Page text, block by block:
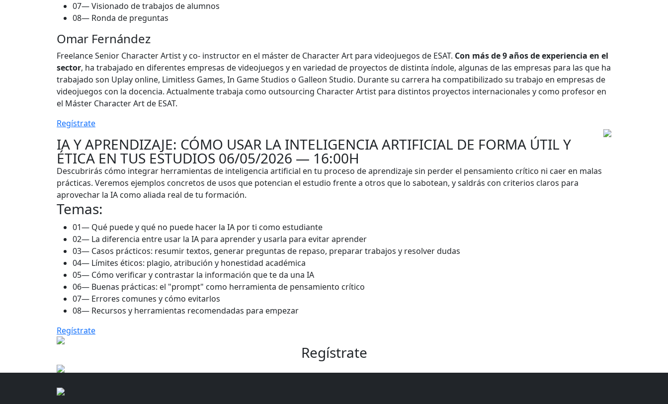
07—Visionado de trabajos de alumnos
08— Ronda de preguntas
Omar Fernández
Freelance Senior Character Artist y co- instructor en el máster de Character Art para videojuegos de ESAT. Con más de 9 años de experiencia en el
sector, ha trabajado en diferentes empresas de videojuegos y en variedad de proyectos de distinta índole, algunas de las empresas para las que ha
trabajado son Uplay online, Limitless Games, In Game Studios o Galleon Studio. Durante su carrera ha compatibilizado su trabajo en empresas de
videojuegos con la docencia. Actualmente trabaja como outsourcing Character Artist para distintos proyectos internacionales y como profesor en
el Máster Character Art de ESAT.
Regístrate
IA Y APRENDIZAJE: CÓMO USAR LA INTELIGENCIA ARTIFICIAL DE FORMA ÚTIL Y
ÉTICA EN TUS ESTUDIOS 06/05/2026 — 16:00H
Descubrirás cómo integrar herramientas de inteligencia artificial en tu proceso de aprendizaje sin perder el pensamiento crítico ni caer en malas
prácticas. Veremos ejemplos concretos de usos que potencian el estudio frente a otros que lo sabotean, y saldrás con criterios claros para
aprovechar la IA como aliada real de tu formación.
Temas:
01— Qué puede y qué no puede hacer la IA por ti como estudiante
02— La diferencia entre usar la IA para aprender y usarla para evitar aprender
03— Casos prácticos: resumir textos, generar preguntas de repaso, preparar trabajos y resolver dudas
04— Límites éticos: plagio, atribución y honestidad académica
05— Cómo verificar y contrastar la información que te da una IA
06— Buenas prácticas: el "prompt" como herramienta de pensamiento crítico
07— Errores comunes y cómo evitarlos
08— Recursos y herramientas recomendadas para empezar
Regístrate
Regístrate